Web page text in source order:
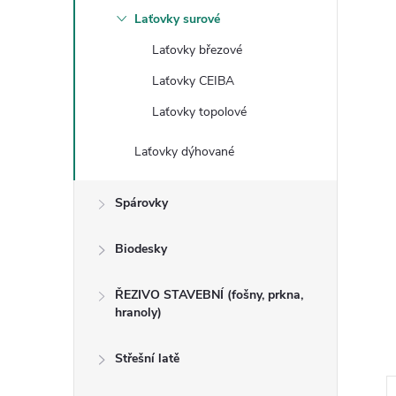
Laťovky surové
Laťovky březové
Laťovky CEIBA
Laťovky topolové
Laťovky dýhované
Spárovky
Biodesky
ŘEZIVO STAVEBNÍ (fošny, prkna,
hranoly)
Střešní latě